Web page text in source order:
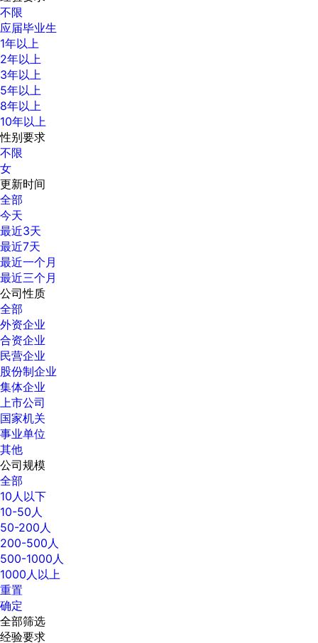
不限
应届毕业生
1年以上
2年以上
3年以上
5年以上
8年以上
10年以上
性别要求
不限
女
更新时间
全部
今天
最近3天
最近7天
最近一个月
最近三个月
公司性质
全部
外资企业
合资企业
民营企业
股份制企业
集体企业
上市公司
国家机关
事业单位
其他
公司规模
全部
10人以下
10-50人
50-200人
200-500人
500-1000人
1000人以上
重置
确定
全部筛选
经验要求